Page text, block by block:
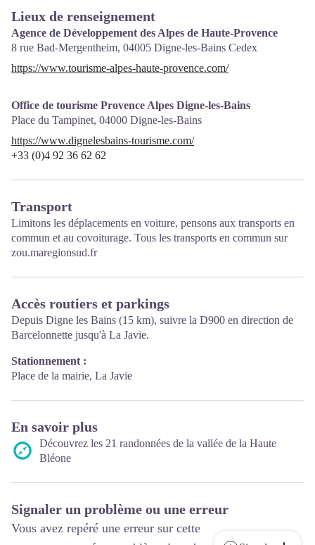
Lieux de renseignement
Agence de Développement des Alpes de Haute-Provence
8 rue Bad-Mergentheim, 04005 Digne-les-Bains Cedex
https://www.tourisme-alpes-haute-provence.com/
Office de tourisme Provence Alpes Digne-les-Bains
Place du Tampinet, 04000 Digne-les-Bains
https://www.dignelesbains-tourisme.com/
+33 (0)4 92 36 62 62
Transport
Limitons les déplacements en voiture, pensons aux transports en
commun et au covoiturage. Tous les transports en commun sur
zou.maregionsud.fr
Accès routiers et parkings
Depuis Digne les Bains (15 km), suivre la D900 en direction de
Barcelonnette jusqu'à La Javie.
Stationnement :
Place de la mairie, La Javie
En savoir plus
Découvrez les 21 randonnées de la vallée de la Haute
Bléone
Signaler un problème ou une erreur
Vous avez repéré une erreur sur cette